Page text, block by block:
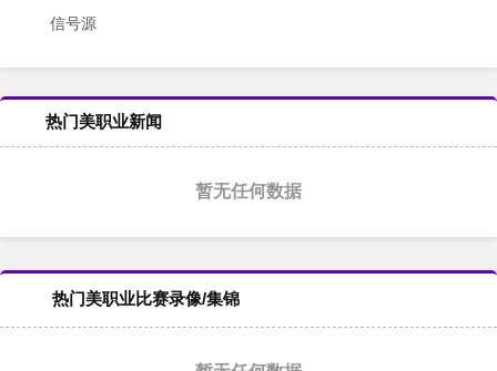
信号源
热门美职业新闻
暂无任何数据
热门美职业比赛录像/集锦